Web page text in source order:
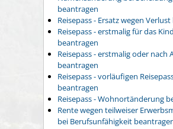
beantragen
Reisepass - Ersatz wegen
Reisepass - erstmalig für das Kind
beantragen
Reisepass - erstmalig oder nach
beantragen
Reisepass - vorläufigen
beantragen
Reisepass - Wohnortänderung
Rente wegen teilweiser
bei Berufsunfähigkeit